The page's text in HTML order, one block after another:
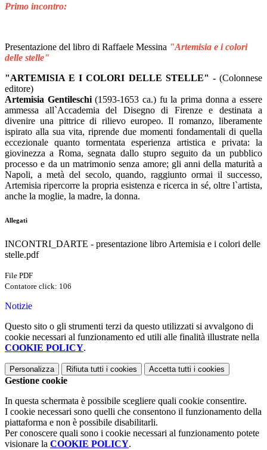
Primo incontro:
Presentazione del libro di Raffaele Messina "Artemisia e i colori
delle stelle"
"ARTEMISIA E I COLORI DELLE STELLE" - (Colonnese
editore)
Artemisia Gentileschi(1593-1653 ca.) fu la prima donna a essere
ammessa all`Accademia del Disegno di Firenze e destinata a
divenire una pittrice di rilievo europeo. Il romanzo, liberamente
ispirato alla sua vita, riprende due momenti fondamentali di quella
eccezionale quanto tormentata esperienza artistica e privata: la
giovinezza a Roma, segnata dallo stupro seguito da un pubblico
processo e da un matrimonio senza amore; gli anni della maturità a
Napoli, a metà del secolo, quando, raggiunto ormai il successo,
Artemisia ripercorre la propria esistenza e ricerca in sé, oltre l`artista,
anche la moglie, la madre, la donna.
Allegati
INCONTRI_DARTE - presentazione libro Artemisia e i colori delle
stelle.pdf
File PDF
Contatore click: 106
Notizie
Questo sito o gli strumenti terzi da questo utilizzati si avvalgono di
cookie necessari al funzionamento ed utili alle finalità illustrate nella
COOKIE POLICY.
Personalizza Rifiuta tutti i cookies Accetta tutti i cookies
Gestione cookie
In questa schermata è possibile scegliere quali cookie consentire.
I cookie necessari sono quelli che consentono il funzionamento della
piattaforma e non è possibile disabilitarli.
Per conoscere quali sono i cookie necessari al funzionamento potete
visionare la COOKIE POLICY.